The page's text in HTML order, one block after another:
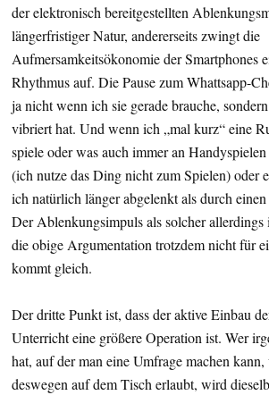
der elektronisch bereitgestellten
längerfristiger Natur, andererseits zwingt die
Aufmersamkeitsökonomie der Smartphones
Rhythmus auf. Die Pause zum Whattsapp-
ja nicht wenn ich sie gerade brauche,
vibriert hat. Und wenn ich „mal kurz“ eine
spiele oder was auch immer an Handyspielen
(ich nutze das Ding nicht zum Spielen) oder
ich natürlich länger abgelenkt als durch
Der Ablenkungsimpuls als solcher
die obige Argumentation trotzdem nicht für
kommt gleich.
Der dritte Punkt ist, dass der aktive Einbau
Unterricht eine größere Operation ist. Wer
hat, auf der man eine Umfrage machen
deswegen auf dem Tisch erlaubt, wird